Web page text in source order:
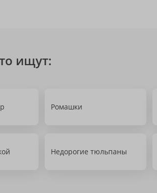
ищут:
Ромашки
Недорогие тюльпаны